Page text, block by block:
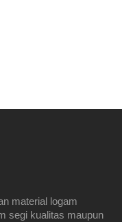
material logam
segi kualitas maupun